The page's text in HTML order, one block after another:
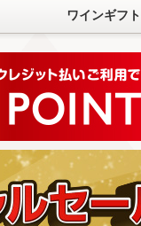
ワインギフト